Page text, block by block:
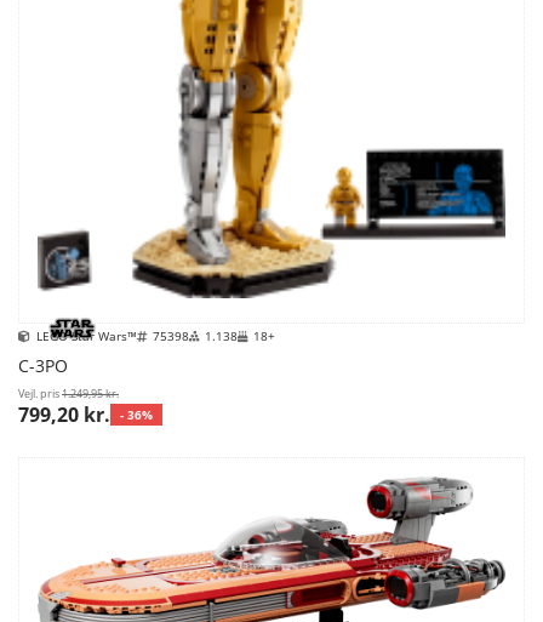
LEGO Star Wars™ 75398 1.138 18+
C-3PO
Vejl. pris1.249,95 kr.
799,20 kr. - 36%